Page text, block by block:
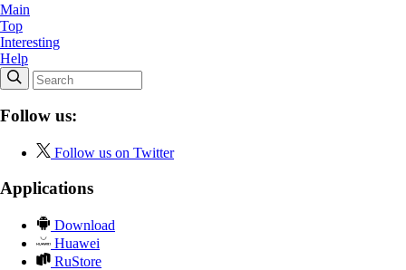
Main
Top
Interesting
Help
Follow us:
Follow us on Twitter
Applications
Download
Huawei
RuStore